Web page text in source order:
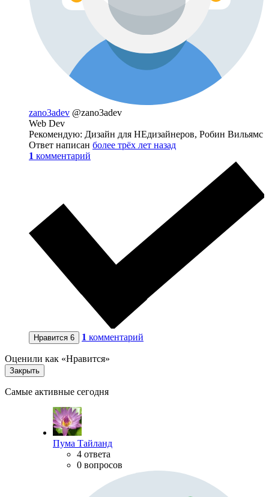
zano3adev @zano3adev
Web Dev
Рекомендую: Дизайн для НЕдизайнеров, Робин Вильямс
Ответ написан более трёх лет назад
1 комментарий
Нравится 6 1 комментарий
Оценили как «Нравится»
Закрыть
Самые активные сегодня
Пума Тайланд
4 ответа
0 вопросов